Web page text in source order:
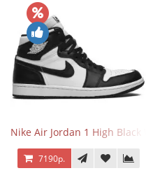
Nike Air Jordan 1 High Black White
7190р.